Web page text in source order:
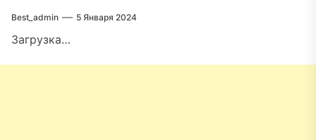
Best_admin 5 Января 2024
Загрузка…